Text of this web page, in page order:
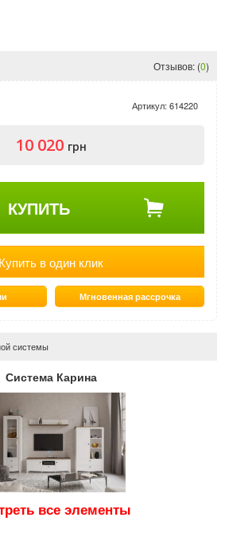
Отзывов: (0)
Артикул: 614220
10 020 грн
КУПИТЬ
Купить в один клик
Мгновенная рассрочка
системы
Система Карина
все элементы